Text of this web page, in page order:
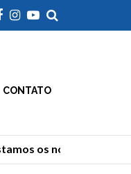
CONTATO
os novos donos